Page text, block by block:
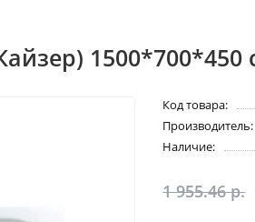
Код товара:
Производитель:
Наличие:
1 955.46 р.